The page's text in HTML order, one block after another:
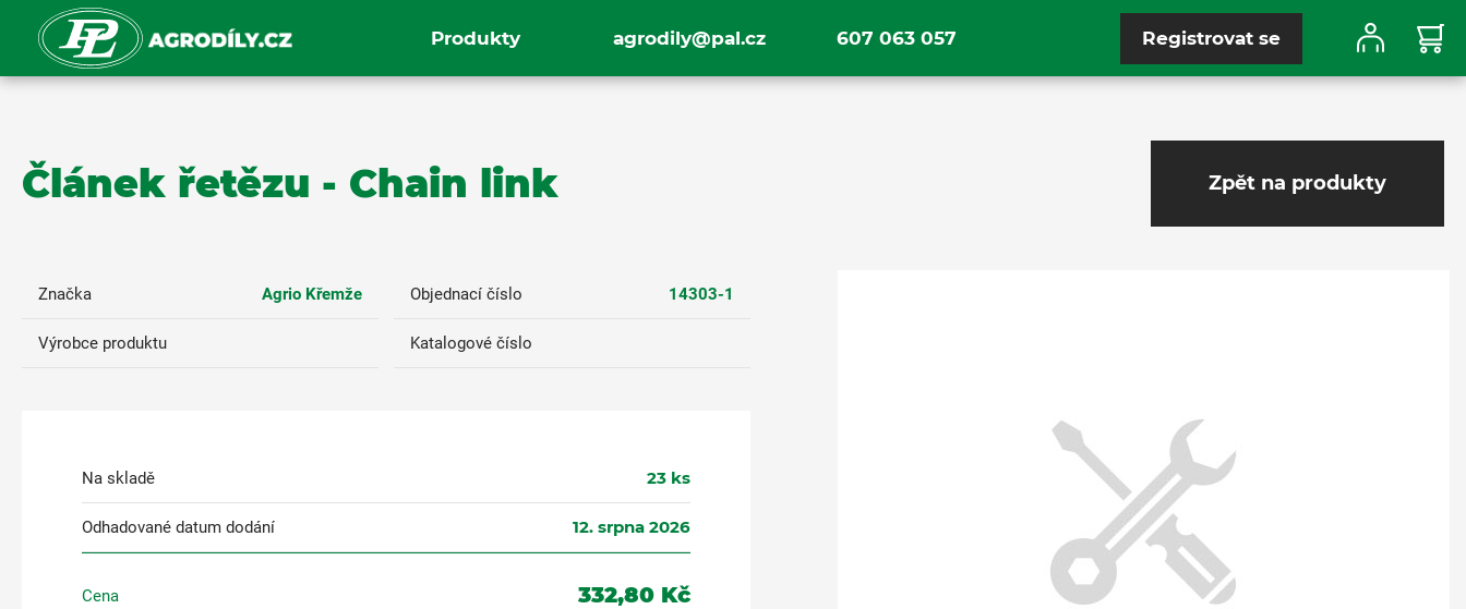
Registrovat se
agrodily@pal.cz 607 063 057
Produkty
Článek řetězu - Chain link Zpět na produkty
Značka Agrio Křemže Objednací číslo 14303-1
Výrobce produktu Katalogové číslo
Na skladě 23ks
Odhadované datum dodání 12. srpna 2026
Cena 332,80 Kč